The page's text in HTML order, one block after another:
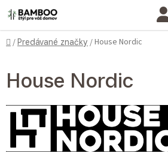
Prejsť na obsah
Domov
/Predávané značky /House Nordic
House Nordic